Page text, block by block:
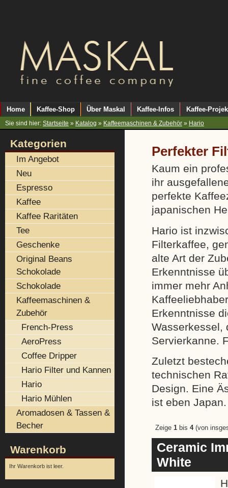
Home Kaffee-Shop Über Maskal Kaffee-Infos Kaffee-
Sie sind hier: Startseite » Katalog » Kaffeemaschinen & Zubehör » Hario
Perfekter
Kaum ein
ihr
perfekte
japanischen
Hario ist
Filterkaffee,
alte Art der
Erkenntnisse
immer mehr
Erkenntnisse
Wasserkessel,
Servierkanne.
Zuletzt
technischen
Design. Eine
ist eben Japan.
Zeige 1bis 4(von
Ceramic
White
Kategorien
Im Angebot
Neu
Espresso
Kaffee
Kaffee Raritäten
Tee
Geschenke
Original Beans
Schokolade
Schokolade
Kaffeemaschinen &
Zubehör
French-Press
AeroPress
Coffee Dripper
Hario Filter und Kannen
Hario
Hario Mühlen
Aromadosen & Tassen &
Becher
Warenkorb
Ihr Warenkorb ist leer.